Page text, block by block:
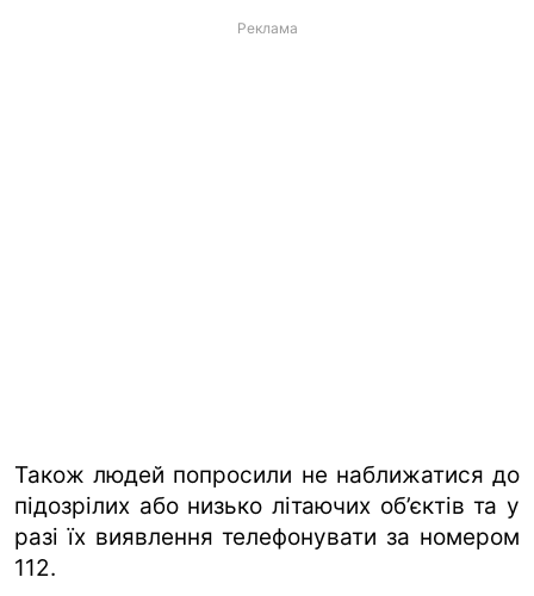
Реклама
Також людей попросили не наближатися до
підозрілих або низько літаючих об’єктів та у
разі їх виявлення телефонувати за номером
112.